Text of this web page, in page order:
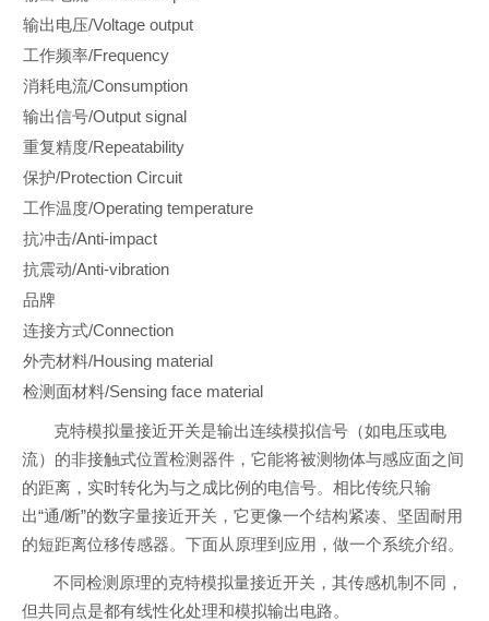
输出电压/Voltage output
工作频率/Frequency
消耗电流/Consumption
输出信号/Output signal
重复精度/Repeatability
保护/Protection Circuit
工作温度/Operating temperature
抗冲击/Anti-impact
抗震动/Anti-vibration
品牌
连接方式/Connection
外壳材料/Housing material
检测面材料/Sensing face material
克特模拟量接近开关是输出连续模拟信号（如电压或电
流）的非接触式位置检测器件，它能将被测物体与感应面之间
的距离，实时转化为与之成比例的电信号。相比传统只输
出“通/断”的数字量接近开关，它更像一个结构紧凑、坚固耐用
的短距离位移传感器。下面从原理到应用，做一个系统介绍。
不同检测原理的克特模拟量接近开关，其传感机制不同，
但共同点是都有线性化处理和模拟输出电路。